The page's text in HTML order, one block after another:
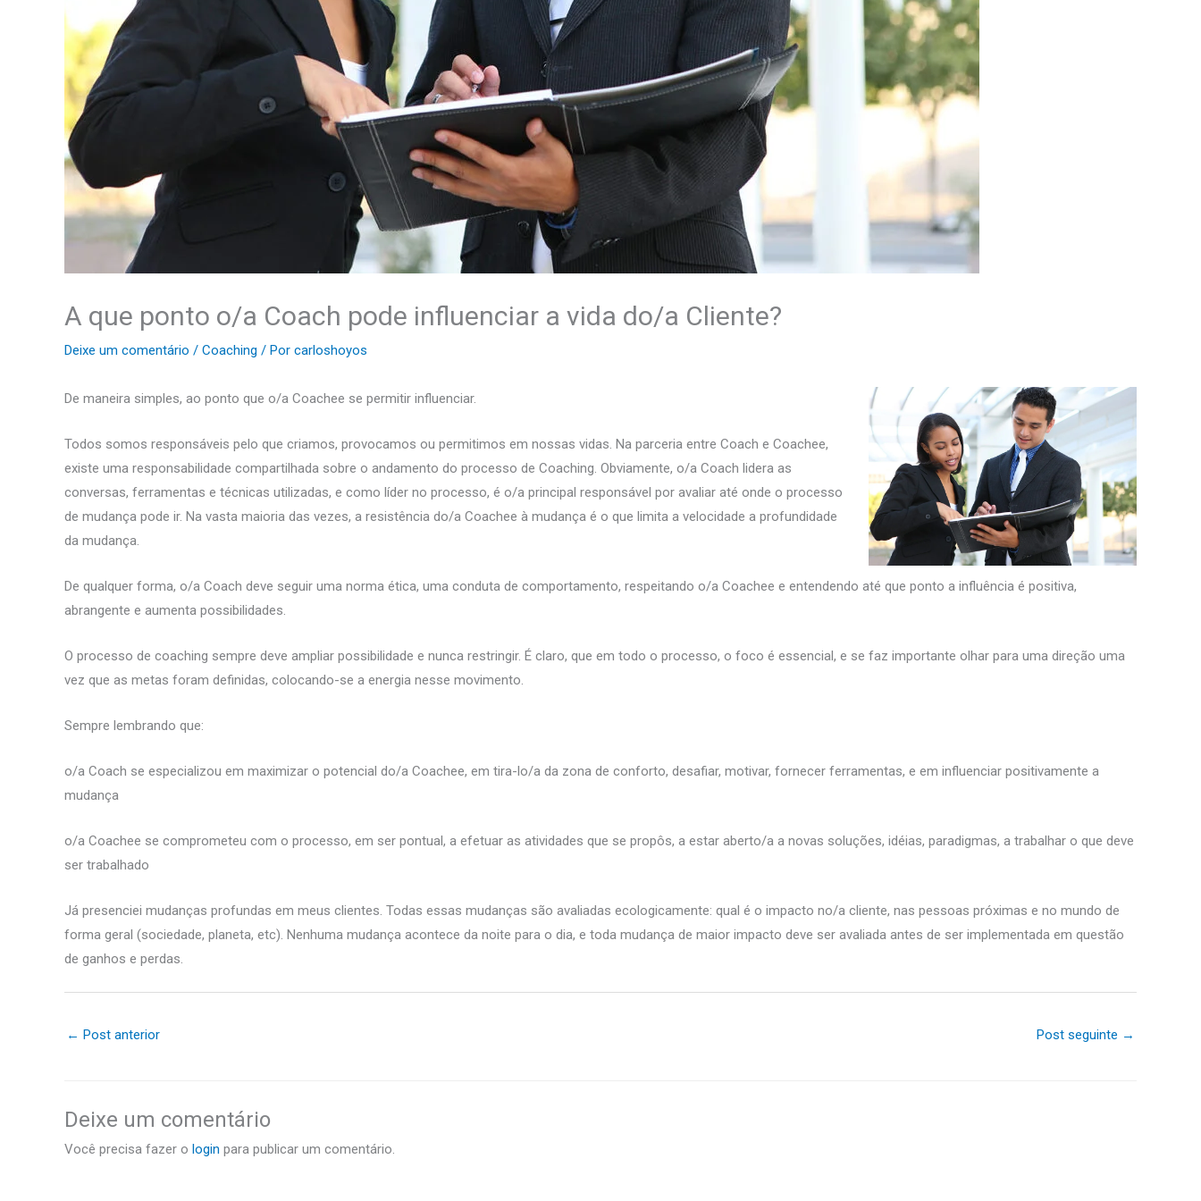
A que ponto o/a Coach pode influenciar a vida do/a Cliente?
Deixe um comentário / Coaching / Por carloshoyos
De maneira simples, ao ponto que o/a Coachee se permitir influenciar.
Todos somos responsáveis pelo que criamos, provocamos ou permitimos em nossas vidas. Na parceria entre Coach e Coachee,
existe uma responsabilidade compartilhada sobre o andamento do processo de Coaching. Obviamente, o/a Coach lidera as
conversas, ferramentas e técnicas utilizadas, e como líder no processo, é o/a principal responsável por avaliar até onde o processo
de mudança pode ir. Na vasta maioria das vezes, a resistência do/a Coachee à mudança é o que limita a velocidade a profundidade
da mudança.
De qualquer forma, o/a Coach deve seguir uma norma ética, uma conduta de comportamento, respeitando o/a Coachee e entendendo até que ponto a influência é positiva,
abrangente e aumenta possibilidades.
O processo de coaching sempre deve ampliar possibilidade e nunca restringir. É claro, que em todo o processo, o foco é essencial, e se faz importante olhar para uma direção uma
vez que as metas foram definidas, colocando-se a energia nesse movimento.
Sempre lembrando que:
o/a Coach se especializou em maximizar o potencial do/a Coachee, em tira-lo/a da zona de conforto, desafiar, motivar, fornecer ferramentas, e em influenciar positivamente a
mudança
o/a Coachee se comprometeu com o processo, em ser pontual, a efetuar as atividades que se propôs, a estar aberto/a a novas soluções, idéias, paradigmas, a trabalhar o que deve
ser trabalhado
Já presenciei mudanças profundas em meus clientes. Todas essas mudanças são avaliadas ecologicamente: qual é o impacto no/a cliente, nas pessoas próximas e no mundo de
forma geral (sociedade, planeta, etc). Nenhuma mudança acontece da noite para o dia, e toda mudança de maior impacto deve ser avaliada antes de ser implementada em questão
de ganhos e perdas.
← Post anterior Post seguinte →
Deixe um comentário
Você precisa fazer o login para publicar um comentário.